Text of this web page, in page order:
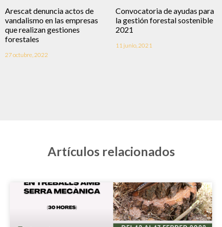
Arescat denuncia actos de
vandalismo en las empresas
que realizan gestiones
forestales
27 octubre, 2022
Convocatoria de ayudas para
la gestión forestal sostenible
2021
11 junio, 2021
Artículos relacionados